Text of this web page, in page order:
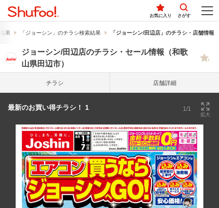
お気に入り さがす
果 「ジョーシン」のチラシ検索結果 「ジョーシン/田辺店」のチラシ・店舗情報
ジョーシン/田辺店のチラシ・セール情報（和歌
山県田辺市）
チラシ 店舗詳細
最新のお買い得チラシ！ 1 1/1
拡大